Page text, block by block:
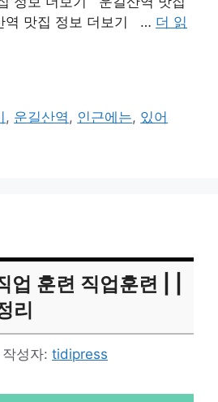
역 맛집 정보 더보기 … 더 읽
, 운길산역, 인근에는, 있어
업 훈련 직업훈련 | |
리
작성자: tidipress